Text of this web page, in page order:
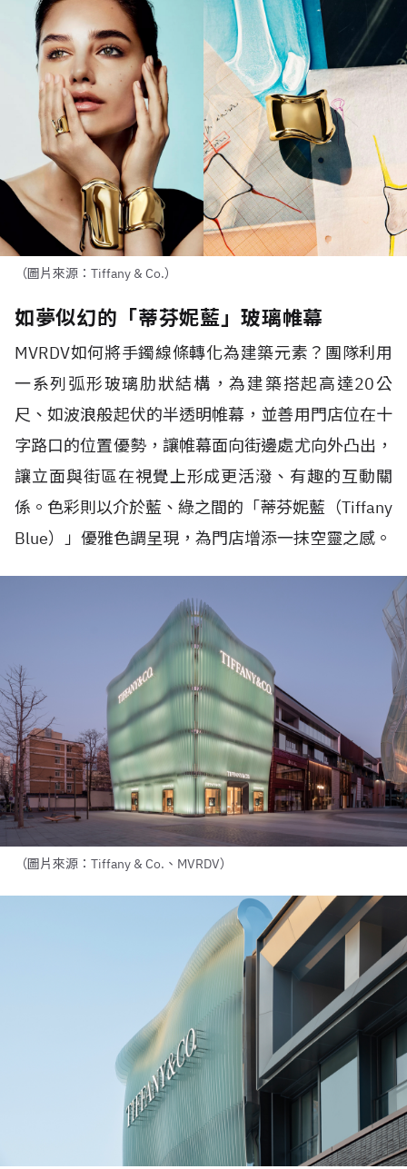
（圖片來源：Tiffany & Co.）
如夢似幻的「蒂芬妮藍」玻璃帷幕
MVRDV如何將手鐲線條轉化為建築元素？團隊利用
一系列弧形玻璃肋狀結構，為建築搭起高達20公
尺、如波浪般起伏的半透明帷幕，並善用門店位在十
字路口的位置優勢，讓帷幕面向街邊處尤向外凸出，
讓立面與街區在視覺上形成更活潑、有趣的互動關
係。色彩則以介於藍、綠之間的「蒂芬妮藍（Tiffany
Blue）」優雅色調呈現，為門店增添一抹空靈之感。
（圖片來源：Tiffany & Co.、MVRDV）